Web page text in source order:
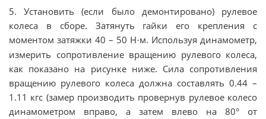
5. Установить (если было демонтировано) рулевое
колеса в сборе. Затянуть гайки его крепления с
моментом затяжки 40 – 50 Н·м. Используя динамометр,
измерить сопротивление вращению рулевого колеса,
как показано на рисунке ниже. Сила сопротивления
вращению рулевого колеса должна составлять 0.44 –
1.11 кгс (замер производить провернув рулевое колесо
динамометром вправо, а затем влево на 80° от